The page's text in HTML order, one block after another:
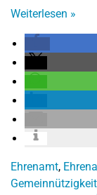
Weiterlesen »
Ehrenamt,
Gemeinnützigkeit